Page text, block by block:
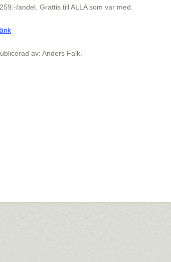
andel. Grattis till ALLA som var med.
av: Anders Falk.